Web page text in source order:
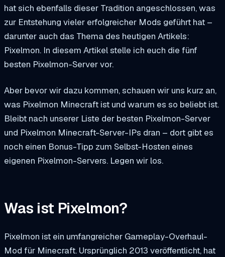
hat sich ebenfalls dieser Tradition angeschlossen, was
zur Entstehung vieler erfolgreicher Mods geführt hat –
darunter auch das Thema des heutigen Artikels:
Pixelmon. In diesem Artikel stelle ich euch die fünf
besten Pixelmon-Server vor.
Aber bevor wir dazu kommen, schauen wir uns kurz an,
was Pixelmon Minecraft ist und warum es so beliebt ist.
Bleibt nach unserer Liste der besten Pixelmon-Server
und Pixelmon Minecraft-Server-IPs dran – dort gibt es
noch einen Bonus-Tipp zum Selbst-Hosten eines
eigenen Pixelmon-Servers. Legen wir los.
Was ist Pixelmon?
Pixelmon ist ein umfangreicher Gameplay-Overhaul-
Mod für Minecraft. Ursprünglich 2013 veröffentlicht, hat